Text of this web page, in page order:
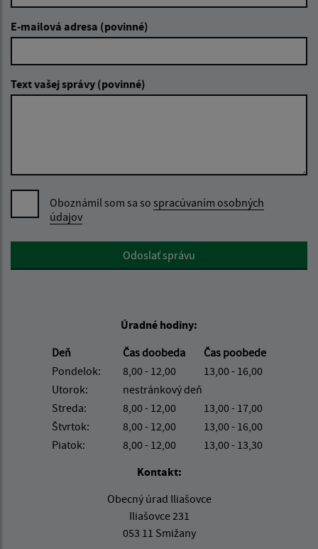
E-mailová adresa (povinné)
Text vašej správy (povinné)
Oboznámil som sa so spracúvaním osobných
údajov
Google reCaptcha ResponseOdoslať správu
Úradné hodiny:
Deň
Čas doobeda
Čas poobede
Pondelok:
8,00 - 12,00
13,00 - 16,00
Utorok:
nestránkový deň
Streda:
8,00 - 12,00
13,00 - 17,00
Štvrtok:
8,00 - 12,00
13,00 - 16,00
Piatok:
8,00 - 12,00
13,00 - 13,30
Kontakt:
Obecný úrad Iliašovce
Iliašovce 231
053 11 Smižany